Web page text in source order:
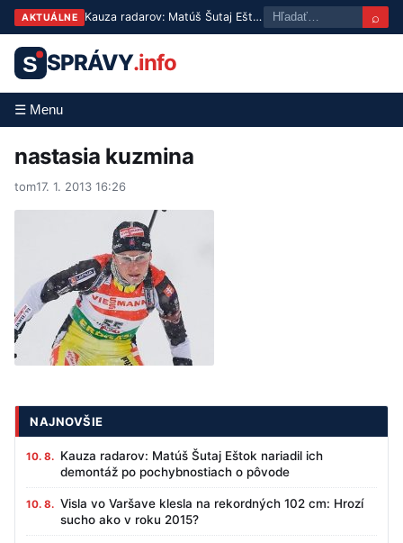
AKTUÁLNE Kauza radarov: Matúš Šutaj Eštok nariadil ich demontáž po pochybnostiach o pôvode ⌕
S SPRÁVY.info
☰ Menu
nastasia kuzmina
tom17. 1. 2013 16:26
NAJNOVŠIE
10. 8. Kauza radarov: Matúš Šutaj Eštok nariadil ich
demontáž po pochybnostiach o pôvode
10. 8. Visla vo Varšave klesla na rekordných 102 cm: Hrozí
sucho ako v roku 2015?